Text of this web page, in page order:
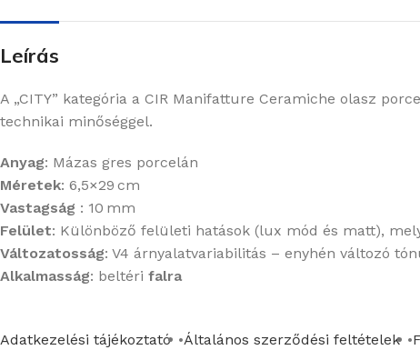
Leírás
A „CITY” kategória a CIR Manifatture Ceramiche olasz
technikai minőséggel.
Anyag: Mázas gres porcelán
Méretek: 6,5×29 cm
Vastagság : 10 mm
Felület: Különböző felületi hatások (lux mód és matt),
Változatosság: V4 árnyalatvariabilitás – enyhén változó
Alkalmasság: beltéri falra
Adatkezelési tájékoztató Általános szerződési feltételek